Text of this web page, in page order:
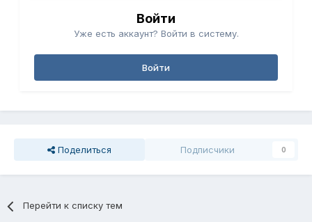
Войти
Уже есть аккаунт? Войти в систему.
Войти
Поделиться Подписчики 0
Перейти к списку тем